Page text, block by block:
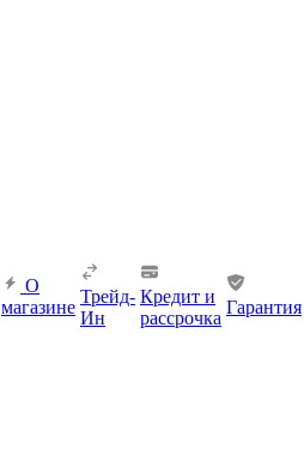
О
магазине
Трейд-
Ин
Кредит и
рассрочка
Гарантия